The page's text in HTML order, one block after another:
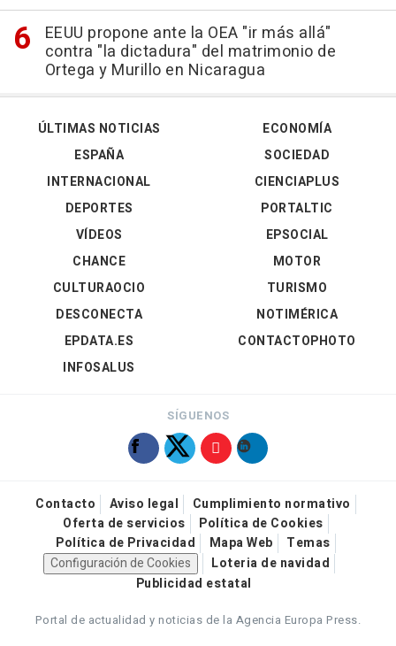
EEUU propone ante la OEA "ir más allá"
contra "la dictadura" del matrimonio de
Ortega y Murillo en Nicaragua
ÚLTIMAS NOTICIAS
ESPAÑA
INTERNACIONAL
DEPORTES
VÍDEOS
ECONOMÍA
SOCIEDAD
CIENCIAPLUS
PORTALTIC
EPSOCIAL
CHANCE
CULTURAOCIO
DESCONECTA
EPDATA.ES
INFOSALUS
MOTOR
TURISMO
NOTIMÉRICA
CONTACTOPHOTO
SÍGUENOS
Contacto Aviso legal
Cumplimiento normativo
Oferta de servicios
Política de Cookies
Política de Privacidad
Mapa Web
Temas
Configuración de Cookies
Loteria de navidad
Publicidad estatal
Portal de actualidad y noticias de la Agencia Europa Press.